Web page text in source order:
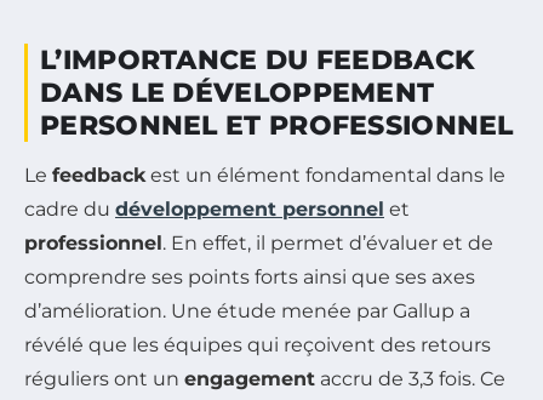
L’IMPORTANCE DU FEEDBACK
DANS LE DÉVELOPPEMENT
PERSONNEL ET PROFESSIONNEL
Le feedbackest un élément fondamental dans le
cadre du développement personnel et
professionnel. En effet, il permet d’évaluer et de
comprendre ses points forts ainsi que ses axes
d’amélioration. Une étude menée par Gallup a
révélé que les équipes qui reçoivent des retours
réguliers ont un engagement accru de 3,3 fois. Ce